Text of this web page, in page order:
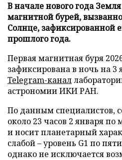
В начале нового года
магнитной бурей,
Солнце, зафиксированной
прошлого года.
Первая магнитная буря
зафиксирована в ночь на 3
Telegram-канал
астрономии ИКИ РАН.
По данным специалистов,
около 23 часов 2 января
и носит планетарный
слабой – уровень G1 по
однако не исключается